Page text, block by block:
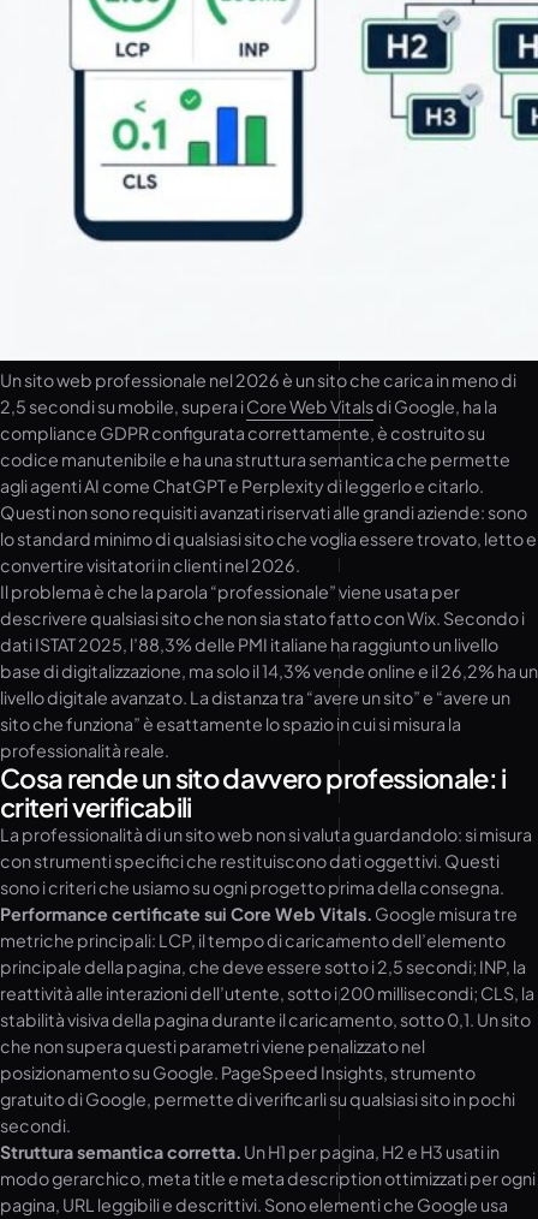
Un sito web professionale nel 2026 è un sito che carica in meno di
2,5 secondi su mobile, supera iCore Web Vitalsdi Google, ha la
compliance GDPR configurata correttamente, è costruito su
codice manutenibile e ha una struttura semantica che permette
agli agenti AI come ChatGPT e Perplexity di leggerlo e citarlo.
Questi non sono requisiti avanzati riservati alle grandi aziende: sono
lo standard minimo di qualsiasi sito che voglia essere trovato, letto e
convertire visitatori in clienti nel 2026.
Il problema è che la parola “professionale” viene usata per
descrivere qualsiasi sito che non sia stato fatto con Wix. Secondo i
dati ISTAT 2025, l’88,3% delle PMI italiane ha raggiunto un livello
base di digitalizzazione, ma solo il 14,3% vende online e il 26,2% ha un
livello digitale avanzato. La distanza tra “avere un sito” e “avere un
sito che funziona” è esattamente lo spazio in cui si misura la
professionalità reale.
Cosa rende un sito davvero professionale: i
criteri verificabili
La professionalità di un sito web non si valuta guardandolo: si misura
con strumenti specifici che restituiscono dati oggettivi. Questi
sono i criteri che usiamo su ogni progetto prima della consegna.
Performance certificate sui Core Web Vitals. Google misura tre
metriche principali: LCP, il tempo di caricamento dell’elemento
principale della pagina, che deve essere sotto i 2,5 secondi; INP, la
reattività alle interazioni dell’utente, sotto i 200 millisecondi; CLS, la
stabilità visiva della pagina durante il caricamento, sotto 0,1. Un sito
che non supera questi parametri viene penalizzato nel
posizionamento su Google. PageSpeed Insights, strumento
gratuito di Google, permette di verificarli su qualsiasi sito in pochi
secondi.
Struttura semantica corretta. Un H1 per pagina, H2 e H3 usati in
modo gerarchico, meta title e meta description ottimizzati per ogni
pagina, URL leggibili e descrittivi. Sono elementi che Google usa